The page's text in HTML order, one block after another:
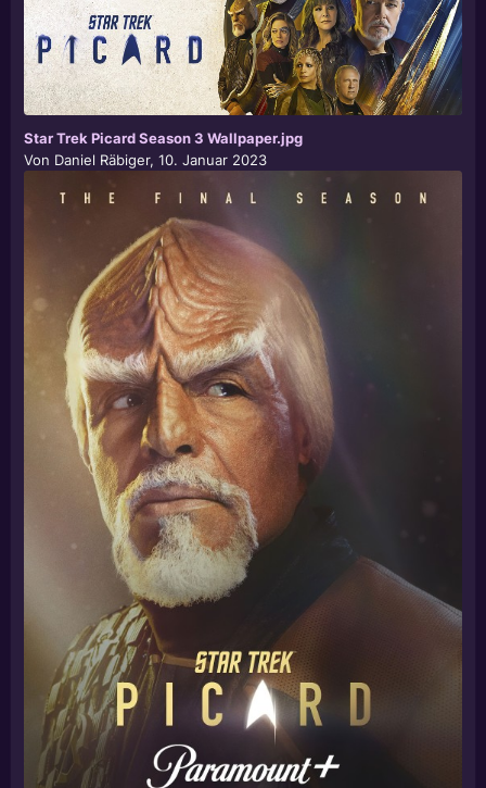
Star Trek Picard Season 3 Wallpaper.jpg
Von Daniel Räbiger, 10. Januar 2023